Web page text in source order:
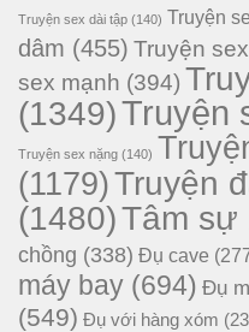
Truyện sex dài tập (140) Truyện
dâm (455) Truyện
sex mạnh (394)
(1349)Truyện
Truyện sex nặng (140)
(1179)Truyện
(1480)Tâm sự
chồng (338) Đụ cave
máy bay (694) Đụ
(549) Đụ với hàng xóm